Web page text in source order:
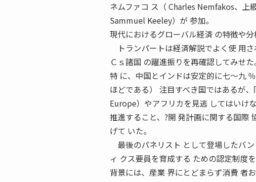
ネムファコ ス（ Charles Nemfakos、上
Sammuel Keeley）が 参加。
現代におけるグローバル経済 の特徴や分
トランパートは経済解説でよく使 用
Ｃｓ諸国 の躍進振りを再確認してみせた
特 に、中国とインドは安定的に七〜九
ほどである） 注目すべき国ではあるが
Europe）やアフリカを見逃 してはいけ
推進すること、?開 発計画に関する国
げて いた。
最後のパネリスト として登場したバ
ィ クス要員を育成する ための認定制度
背景には、産業 界にとどまらず消費 者